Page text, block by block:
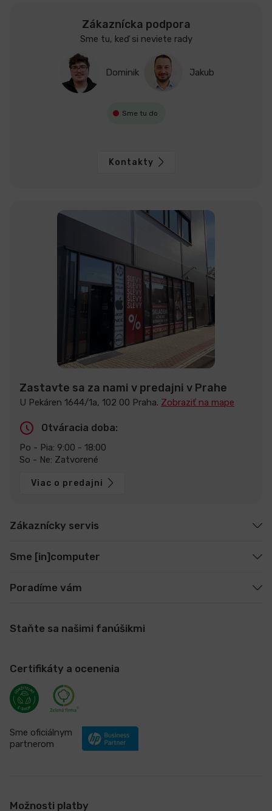
Zákaznícka podpora
Sme tu, keď si neviete rady
Dominik Jakub
Sme tu do
Kontakty
Zastavte sa za nami v predajni v Prahe
U Pekáren 1644/1a, 102 00 Praha. Zobraziť na mape
Otváracia doba:
Po - Pia: 9:00 - 18:00
So - Ne: Zatvorené
Viac o predajni
Zákaznícky servis
Sme [in]computer
Poradíme vám
Staňte sa našimi fanúšikmi
Certifikáty a ocenenia
Sme oficiálnym
partnerom
Možnosti platby